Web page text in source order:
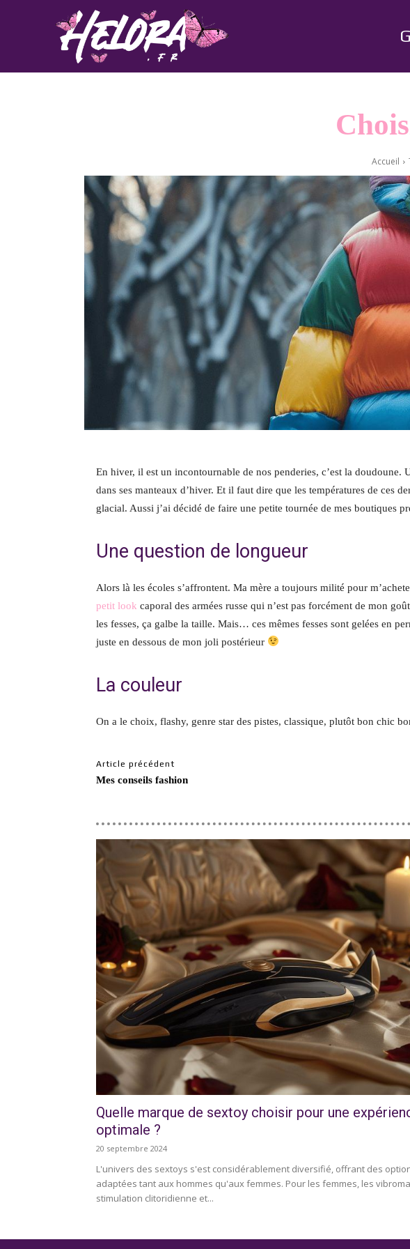
Accueil
En hiver, il est un incontournable de nos penderies, c’est la doudoune.
dans ses manteaux d’hiver. Et il faut dire que les températures de ces
glacial. Aussi j’ai décidé de faire une petite tournée de mes boutiques
Une question de longueur
Alors là les écoles s’affrontent. Ma mère a toujours milité pour
petit look caporal des armées russe qui n’est pas forcément de mon
les fesses, ça galbe la taille. Mais… ces mêmes fesses sont gelées en
juste en dessous de mon joli postérieur
La couleur
On a le choix, flashy, genre star des pistes, classique, plutôt bon chic
Article précédent
Mes conseils fashion
Quelle marque de sextoy choisir pour une
optimale ?
20 septembre 2024
L'univers des sextoys s'est considérablement diversifié, offrant des
adaptées tant aux hommes qu'aux femmes. Pour les femmes, les
stimulation clitoridienne et...